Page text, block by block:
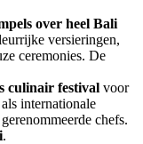
over heel Bali
versieringen,
ceremonies. De
culinair festival voor
internationale
chefs.
.